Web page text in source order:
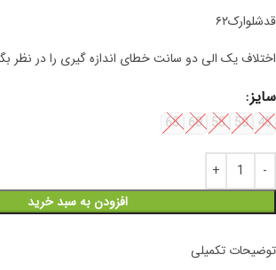
قد‌شلوارک۶۲
اختلاف یک الی دو سانت خطای اندازه گیری را در نظر
سایز
45
50
55
60
65
افزودن به سبد خرید
توضیحات تکمیلی